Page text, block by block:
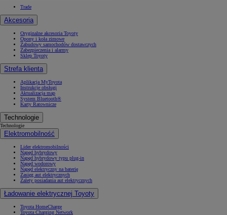
Trade
Akcesoria
Oryginalne akcesoria Toyoty
Opony i koła zimowe
Zabudowy samochodów dostawczych
Zabezpieczenia i alarmy
Sklep Toyoty
Strefa klienta
Aplikacja MyToyota
Instrukcje obsługi
Aktualizacja map
System Bluetooth®
Karty Ratownicze
Technologie
Technologie
Elektromobilność
Lider elektromobilności
Napęd hybrydowy
Napęd hybrydowy typu plug-in
Napęd wodorowy
Napęd elektryczny na baterię
Zasięg aut elektrycznych
Zalety posiadania aut elektrycznych
Ładowanie elektrycznej Toyoty
Toyota HomeCharge
Toyota Charging Network